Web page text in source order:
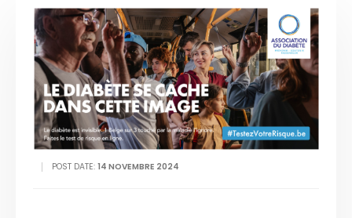
POST DATE: 14 NOVEMBRE 2024